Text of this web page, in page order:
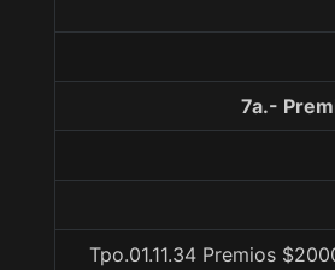
7a.-
Tpo.01.11.34 Premios